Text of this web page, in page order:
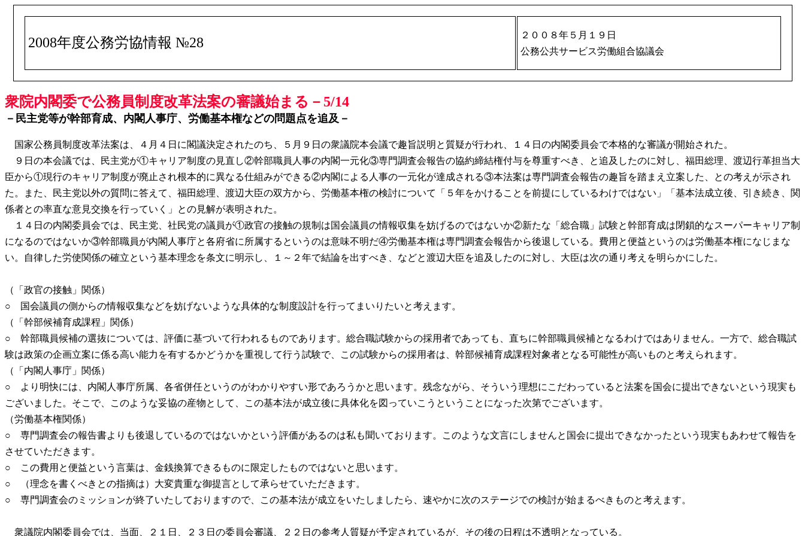
2008年度公務労協情報 №28
２００８年５月１９日
公務公共サービス労働組合協議会
衆院内閣委で公務員制度改革法案の審議始まる－5/14
－民主党等が幹部育成、内閣人事庁、労働基本権などの問題点を追及－
国家公務員制度改革法案は、４月４日に閣議決定されたのち、５月９日の衆議院本会議で趣旨説明と質疑が行われ、１４日の内閣委員会で本格的な審議が開始された。
９日の本会議では、民主党が①キャリア制度の見直し②幹部職員人事の内閣一元化③専門調査会報告の協約締結権付与を尊重すべき、と追及したのに対し、福田総理、渡辺行革担当大
臣から①現行のキャリア制度が廃止され根本的に異なる仕組みができる②内閣による人事の一元化が達成される③本法案は専門調査会報告の趣旨を踏まえ立案した、との考えが示され
た。また、民主党以外の質問に答えて、福田総理、渡辺大臣の双方から、労働基本権の検討について「５年をかけることを前提にしているわけではない」「基本法成立後、引き続き、関
係者との率直な意見交換を行っていく」との見解が表明された。
１４日の内閣委員会では、民主党、社民党の議員が①政官の接触の規制は国会議員の情報収集を妨げるのではないか②新たな「総合職」試験と幹部育成は閉鎖的なスーパーキャリア制
になるのではないか③幹部職員が内閣人事庁と各府省に所属するというのは意味不明だ④労働基本権は専門調査会報告から後退している。費用と便益というのは労働基本権になじまな
い。自律した労使関係の確立という基本理念を条文に明示し、１～２年で結論を出すべき、などと渡辺大臣を追及したのに対し、大臣は次の通り考えを明らかにした。
（「政官の接触」関係）
○ 国会議員の側からの情報収集などを妨げないような具体的な制度設計を行ってまいりたいと考えます。
（「幹部候補育成課程」関係）
○ 幹部職員候補の選抜については、評価に基づいて行われるものであります。総合職試験からの採用者であっても、直ちに幹部職員候補となるわけではありません。一方で、総合職試
験は政策の企画立案に係る高い能力を有するかどうかを重視して行う試験で、この試験からの採用者は、幹部候補育成課程対象者となる可能性が高いものと考えられます。
（「内閣人事庁」関係）
○ より明快には、内閣人事庁所属、各省併任というのがわかりやすい形であろうかと思います。残念ながら、そういう理想にこだわっていると法案を国会に提出できないという現実も
ございました。そこで、このような妥協の産物として、この基本法が成立後に具体化を図っていこうということになった次第でございます。
（労働基本権関係）
○ 専門調査会の報告書よりも後退しているのではないかという評価があるのは私も聞いております。このような文言にしませんと国会に提出できなかったという現実もあわせて報告を
させていただきます。
○ この費用と便益という言葉は、金銭換算できるものに限定したものではないと思います。
○ （理念を書くべきとの指摘は）大変貴重な御提言として承らせていただきます。
○ 専門調査会のミッションが終了いたしておりますので、この基本法が成立をいたしましたら、速やかに次のステージでの検討が始まるべきものと考えます。
衆議院内閣委員会では、当面、２１日、２３日の委員会審議、２２日の参考人質疑が予定されているが、その後の日程は不透明となっている。